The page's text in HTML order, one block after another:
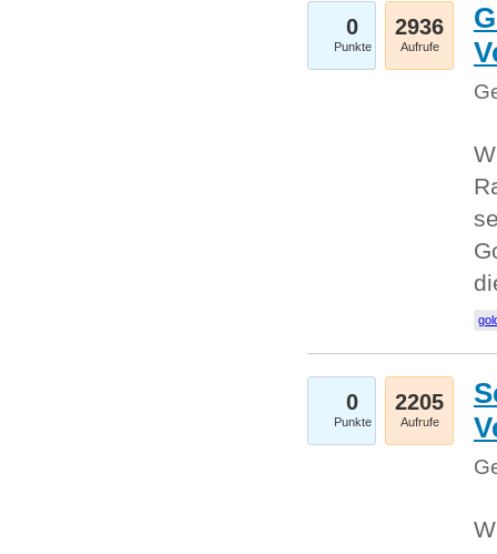
0
Punkte
2936
Aufrufe
0
Punkte
2205
Aufrufe